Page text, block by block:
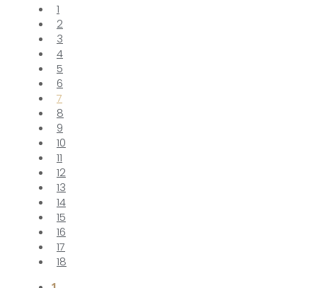
1
2
3
4
5
6
7
8
9
10
11
12
13
14
15
16
17
18